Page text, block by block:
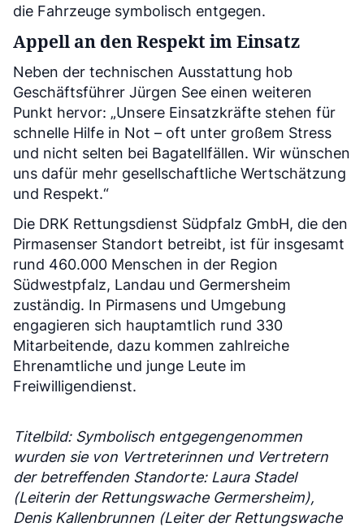
die Fahrzeuge symbolisch entgegen.
Appell an den Respekt im Einsatz
Neben der technischen Ausstattung hob
Geschäftsführer Jürgen See einen weiteren
Punkt hervor: „Unsere Einsatzkräfte stehen für
schnelle Hilfe in Not – oft unter großem Stress
und nicht selten bei Bagatellfällen. Wir wünschen
uns dafür mehr gesellschaftliche Wertschätzung
und Respekt.“
Die DRK Rettungsdienst Südpfalz GmbH, die den
Pirmasenser Standort betreibt, ist für insgesamt
rund 460.000 Menschen in der Region
Südwestpfalz, Landau und Germersheim
zuständig. In Pirmasens und Umgebung
engagieren sich hauptamtlich rund 330
Mitarbeitende, dazu kommen zahlreiche
Ehrenamtliche und junge Leute im
Freiwilligendienst.
Titelbild: Symbolisch entgegengenommen
wurden sie von Vertreterinnen und Vertretern
der betreffenden Standorte: Laura Stadel
(Leiterin der Rettungswache Germersheim),
Denis Kallenbrunnen (Leiter der Rettungswache